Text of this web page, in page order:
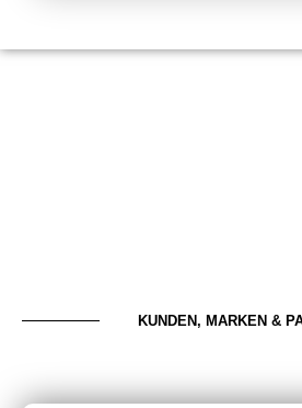
KUNDEN, MARKEN &